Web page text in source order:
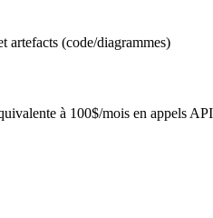
artefacts (code/diagrammes)
à 100$/mois en appels